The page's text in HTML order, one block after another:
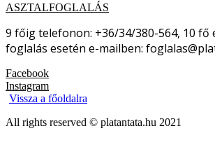
ASZTALFOGLALÁS
9 főig telefonon: +36/34/380-564, 10 fő
foglalás esetén e-mailben:
Facebook
Instagram
Vissza a főoldalra
All rights reserved © platantata.hu 2021